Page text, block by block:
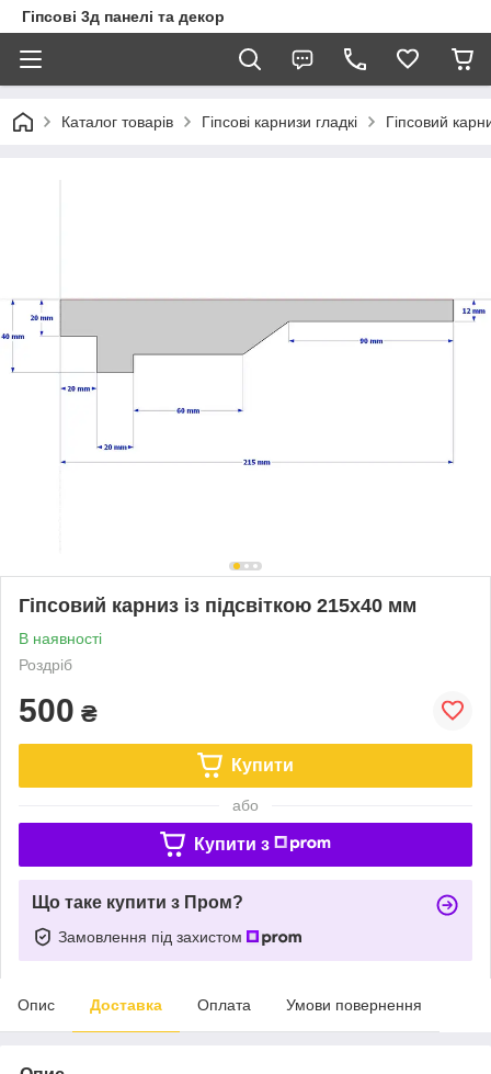
Гіпсові 3д панелі та декор
Каталог товарів Гіпсові карнизи гладкі Гіпсовий
Гіпсовий карниз із підсвіткою 215х40 мм
В наявності
Роздріб
500 ₴
Купити
або
Купити з
Що таке купити з Пром?
Замовлення під захистом
Опис Доставка Оплата Умови повернення